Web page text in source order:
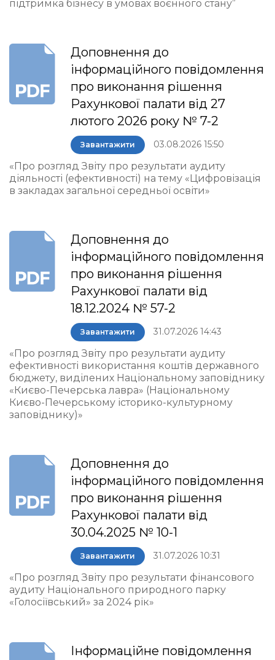
підтримка бізнесу в умовах воєнного стану”
Доповнення до
інформаційного повідомлення
про виконання рішення
Рахункової палати від 27
лютого 2026 року № 7-2
Завантажити 03.08.2026 15:50
«Про розгляд Звіту про результати аудиту
діяльності (ефективності) на тему «Цифровізація
в закладах загальної середньої освіти»
Доповнення до
інформаційного повідомлення
про виконання рішення
Рахункової палати від
18.12.2024 № 57-2
Завантажити 31.07.2026 14:43
«Про розгляд Звіту про результати аудиту
ефективності використання коштів державного
бюджету, виділених Національному заповіднику
«Києво-Печерська лавра» (Національному
Києво-Печерському історико-культурному
заповіднику)»
Доповнення до
інформаційного повідомлення
про виконання рішення
Рахункової палати від
30.04.2025 № 10-1
Завантажити 31.07.2026 10:31
«Про розгляд Звіту про результати фінансового
аудиту Національного природного парку
«Голосіївський» за 2024 рік»
Інформаційне повідомлення